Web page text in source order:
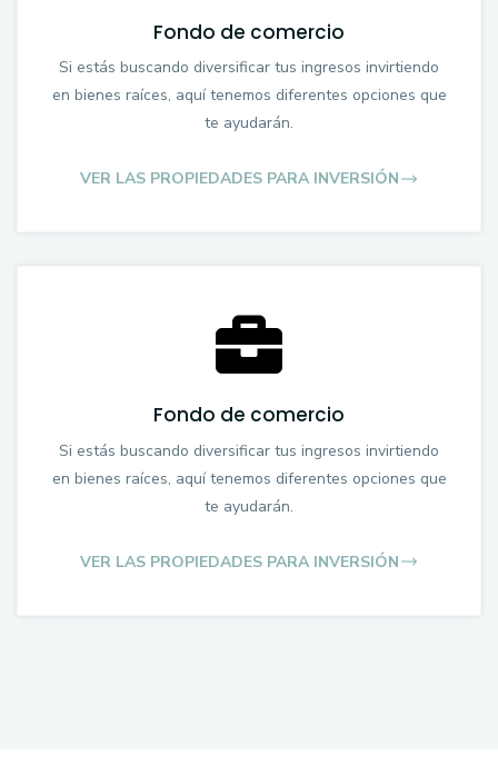
Fondo de comercio
Si estás buscando diversificar tus ingresos invirtiendo
en bienes raíces, aquí tenemos diferentes opciones que
te ayudarán.
VER LAS PROPIEDADES PARA INVERSIÓN
Fondo de comercio
Si estás buscando diversificar tus ingresos invirtiendo
en bienes raíces, aquí tenemos diferentes opciones que
te ayudarán.
VER LAS PROPIEDADES PARA INVERSIÓN